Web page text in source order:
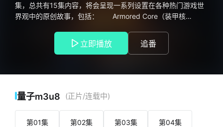
集，总共有15集内容，将会呈现一系列设置在各种热门游戏世
界观中的原创故事，包括： Armored Core（装甲核
& Dragons（龙与地下城） Exodus Honor of
Kings（王者荣耀） Mega Man（洛克人） New
世界） Unreal Tournament（虚幻竞技场）
Warhammer 40,000（战锤40000）
立即播放 追番
量子m3u8 (正片/连载中)
第01集 第02集 第03集 第04集